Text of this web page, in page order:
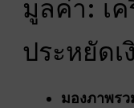
มูลค่า: เ
ประหยัด
มองภาพรว